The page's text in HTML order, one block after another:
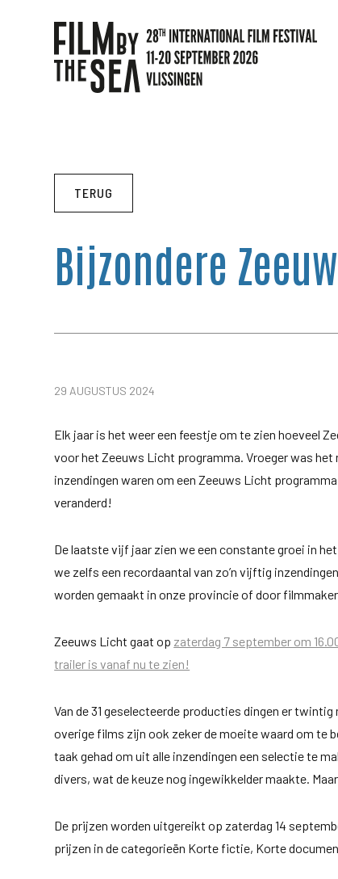
TERUG
Bijzondere
29 AUGUSTUS 2024
Elk jaar is het weer een feestje om te zien hoeveel
voor het Zeeuws Licht programma. Vroeger was
inzendingen waren om een Zeeuws Licht
veranderd!
De laatste vijf jaar zien we een constante groei in
we zelfs een recordaantal van zo’n vijftig
worden gemaakt in onze provincie of door
Zeeuws Licht gaat op zaterdag 7 september om
trailer is vanaf nu te zien!
Van de 31 geselecteerde producties dingen er
overige films zijn ook zeker de moeite waard om te
taak gehad om uit alle inzendingen een selectie te
divers, wat de keuze nog ingewikkelder maakte.
De prijzen worden uitgereikt op zaterdag 14
prijzen in de categorieën Korte fictie, Korte